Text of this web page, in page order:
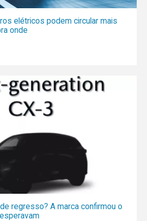
elétricos podem circular mais
onde
regresso? A marca confirmou o